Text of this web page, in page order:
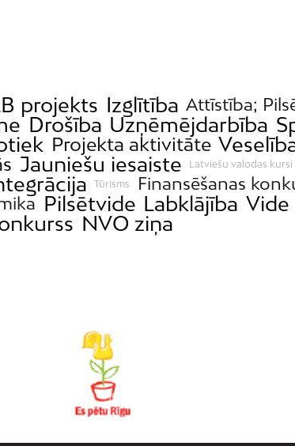
projekts Izglītība Attīstība;
Drošība Uzņēmējdarbība
Projekta aktivitāte
Jauniešu iesaiste Latviešu valodas kursi
Tūrisms Finansēšanas
Pilsētvide Labklājība Vide
NVO ziņa